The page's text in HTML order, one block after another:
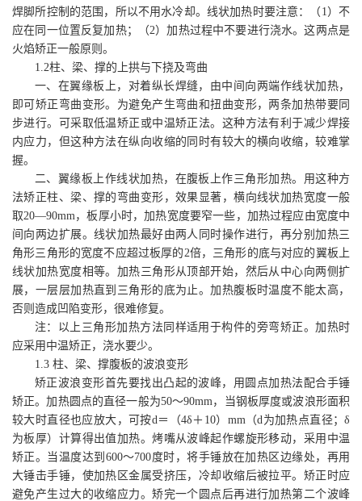
焊脚所控制的范围，所以不用水冷却。线状加热时要注意：（ 1）不
应在同一位置反复加热；（2）加热过程中不要进行浇水。这两点是
火焰矫正一般原则。
1.2柱、梁、撑的上拱与下挠及弯曲
一、在翼缘板上，对着纵长焊缝，由中间向两端作线状加热，
即可矫正弯曲变形。为避免产生弯曲和扭曲变形，两条加热带要同
步进行。可采取低温矫正或中温矫正法。这种方法有利于减少焊接
内应力，但这种方法在纵向收缩的同时有较大的横向收缩，较难掌
握。
二、翼缘板上作线状加热，在腹板上作三角形加热。用这种方
法矫正柱、梁、撑的弯曲变形，效果显著，横向线状加热宽度一般
取20—90mm，板厚小时，加热宽度要窄一些，加热过程应由宽度中
间向两边扩展。线状加热最好由两人同时操作进行，再分别加热三
角形三角形的宽度不应超过板厚的2倍，三角形的底与对应的翼板上
线状加热宽度相等。加热三角形从顶部开始，然后从中心向两侧扩
展，一层层加热直到三角形的底为止。加热腹板时温度不能太高，
否则造成凹陷变形，很难修复。
注：以上三角形加热方法同样适用于构件的旁弯矫正。加热时
应采用中温矫正，浇水要少。
1.3 柱、梁、撑腹板的波浪变形
矫正波浪变形首先要找出凸起的波峰，用圆点加热法配合手锤
矫正。加热圆点的直径一般为50～90mm，当钢板厚度或波浪形面积
较大时直径也应放大，可按d＝（4δ ＋ 10） mm（d为加热点直径；δ
为板厚）计算得出值加热。烤嘴从波峰起作螺旋形移动，采用中温
矫正。当温度达到 600～700度时，将手锤放在加热区边缘处，再用
大锤击手锤，使加热区金属受挤压，冷却收缩后被拉平。矫正时应
避免产生过大的收缩应力。矫完一个圆点后再进行加热第二个波峰